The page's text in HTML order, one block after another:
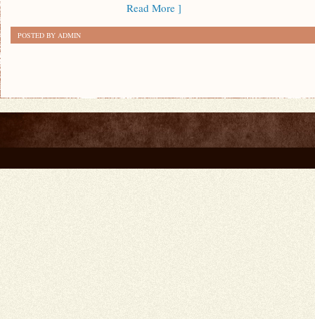
Read More ]
POSTED BY ADMIN